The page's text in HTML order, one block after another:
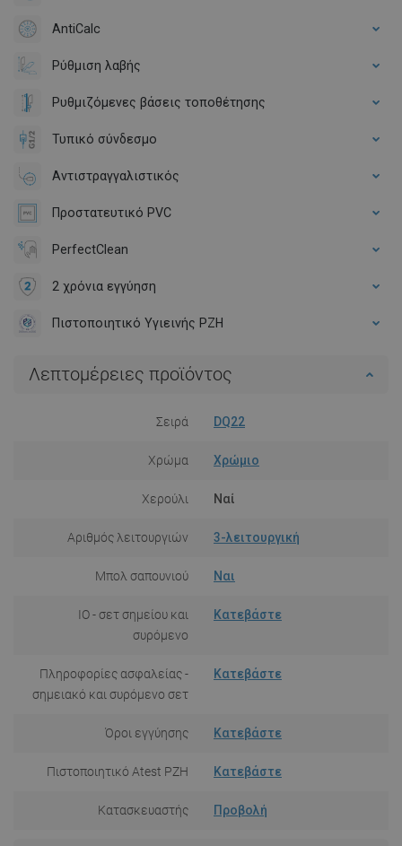
AntiCalc
Ρύθμιση λαβής
Ρυθμιζόμενες βάσεις τοποθέτησης
Τυπικό σύνδεσμο
Αντιστραγγαλιστικός
Προστατευτικό PVC
PerfectClean
2 χρόνια εγγύηση
Πιστοποιητικό Υγιεινής PZH
Λεπτομέρειες προϊόντος
Σειρά DQ22
Χρώμα Χρώμιο
Χερούλι Ναί
Αριθμός λειτουργιών 3-λειτουργική
Μπολ σαπουνιού Ναι
IO - σετ σημείου και
συρόμενο
Κατεβάστε
Πληροφορίες ασφαλείας -
σημειακό και συρόμενο σετ
Κατεβάστε
Όροι εγγύησης Κατεβάστε
Πιστοποιητικό Atest PZH Κατεβάστε
Κατασκευαστής Προβολή